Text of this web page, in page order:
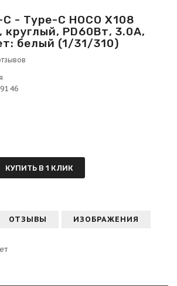
- Type-C HOCO X108
PD60Вт, 3.0А,
белый (1/31/310)
КУПИТЬ В 1 КЛИК
ОТЗЫВЫ ИЗОБРАЖЕНИЯ